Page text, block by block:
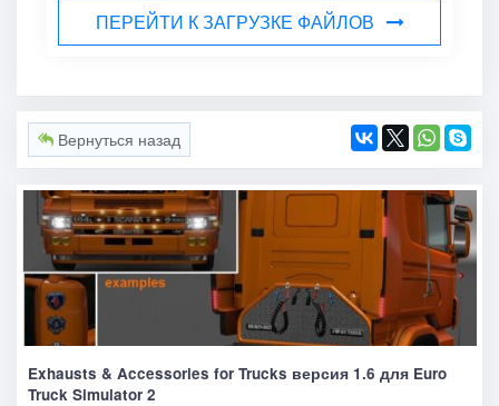
ПЕРЕЙТИ К ЗАГРУЗКЕ ФАЙЛОВ
Вернуться назад
Exhausts & Accessories for Trucks версия 1.6 для Euro
Truck Simulator 2